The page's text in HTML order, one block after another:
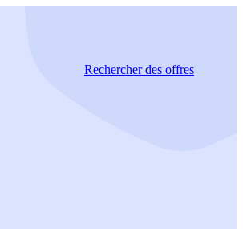
Rechercherdes offres